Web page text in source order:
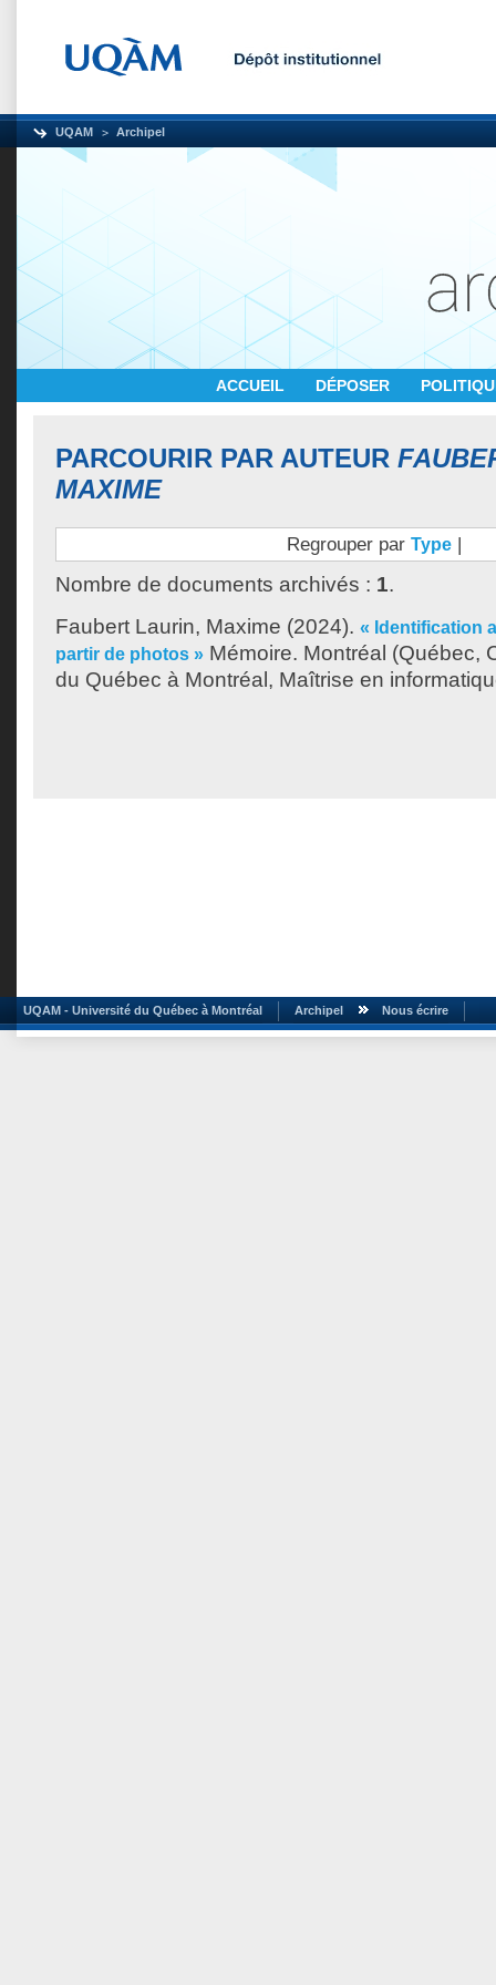
UQAM Archipel
ACCUEIL DÉPOSER
PARCOURIR PAR AUTEUR
MAXIME
Regrouper par Type |
Nombre de documents archivés : 1.
Faubert Laurin, Maxime (2024). « Identification
partir de photos » Mémoire. Montréal (Québec,
du Québec à Montréal, Maîtrise en
UQAM - Université du Québec à Montréal Archipel Nous écrire